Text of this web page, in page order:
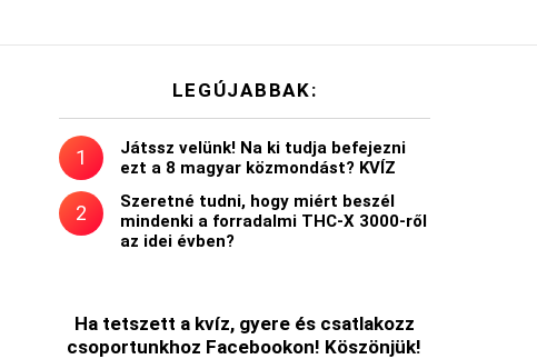
LEGÚJABBAK:
Játssz velünk! Na ki tudja befejezni
ezt a 8 magyar közmondást? KVÍZ
Szeretné tudni, hogy miért beszél
mindenki a forradalmi THC-X 3000-ről
az idei évben?
Ha tetszett a kvíz, gyere és csatlakozz
csoportunkhoz Facebookon! Köszönjük!